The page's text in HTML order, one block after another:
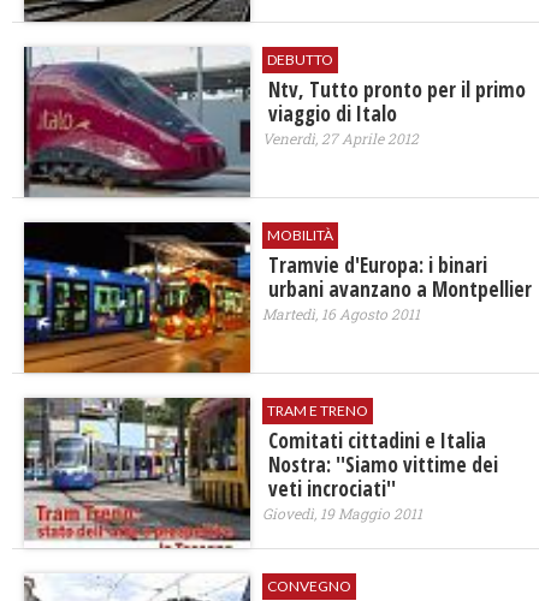
DEBUTTO
Ntv, Tutto pronto per il primo
viaggio di Italo
Venerdì, 27 Aprile 2012
MOBILITÀ
Tramvie d'Europa: i binari
urbani avanzano a Montpellier
Martedì, 16 Agosto 2011
TRAM E TRENO
Comitati cittadini e Italia
Nostra: ''Siamo vittime dei
veti incrociati''
Giovedì, 19 Maggio 2011
CONVEGNO